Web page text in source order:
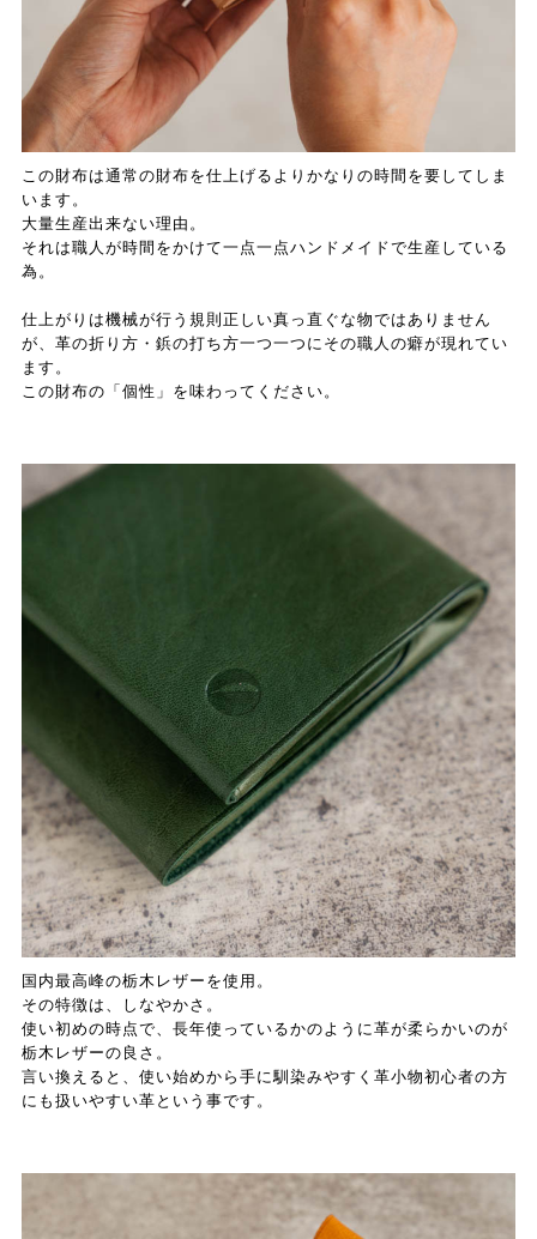
この財布は通常の財布を仕上げるよりかなりの時間を要してしま
います。
大量生産出来ない理由。
それは職人が時間をかけて一点一点ハンドメイドで生産している
為。
仕上がりは機械が行う規則正しい真っ直ぐな物ではありません
が、革の折り方・鋲の打ち方一つ一つにその職人の癖が現れてい
ます。
この財布の「個性」を味わってください。
国内最高峰の栃木レザーを使用。
その特徴は、しなやかさ。
使い初めの時点で、長年使っているかのように革が柔らかいのが
栃木レザーの良さ。
言い換えると、使い始めから手に馴染みやすく革小物初心者の方
にも扱いやすい革という事です。